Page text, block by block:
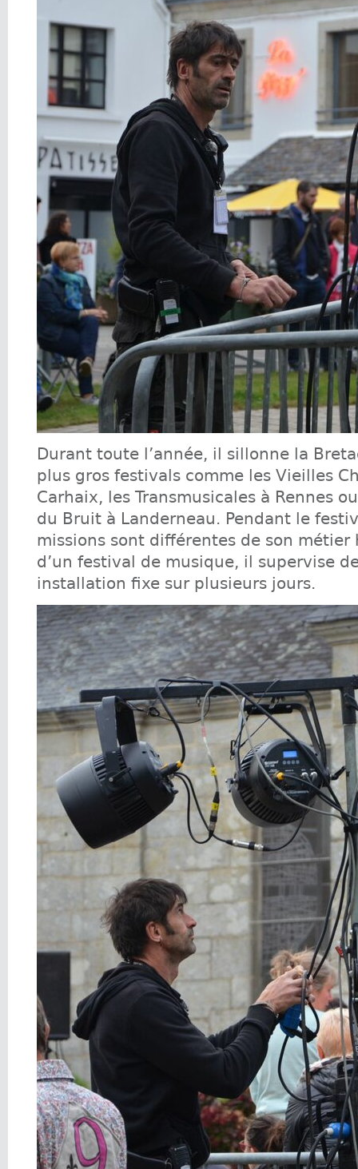
Durant toute l’année, il sillonne la
plus gros festivals comme les Vieilles
Carhaix, les Transmusicales à Rennes
du Bruit à Landerneau. Pendant le
missions sont différentes de son métier
d’un festival de musique, il supervise
installation fixe sur plusieurs jours.